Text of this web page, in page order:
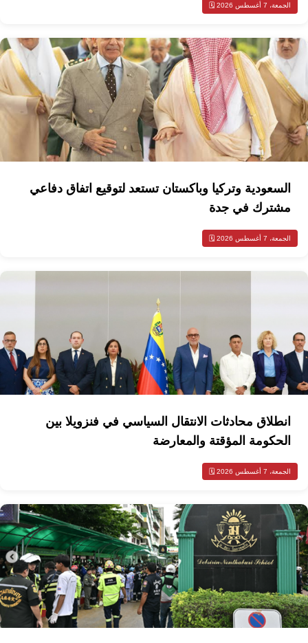
الجمعة، 7 أغسطس 2026 🗓️
السعودية وتركيا وباكستان تستعد لتوقيع اتفاق دفاعي
مشترك في جدة
الجمعة، 7 أغسطس 2026 🗓️
انطلاق محادثات الانتقال السياسي في فنزويلا بين
الحكومة المؤقتة والمعارضة
الجمعة، 7 أغسطس 2026 🗓️